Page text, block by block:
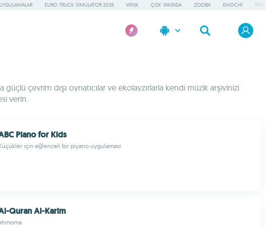
EURO TRUCK SIMULATOR 2026 WINK ÇOK YAKINDA ZOOBA EMOCHI
çevrim dışı oynatıcılar ve ekolayzırlarla kendi müzik arşivinizi
verin.
Piano for Kids
için eğlenceli bir piyano uygulaması
Quran Al-Karim